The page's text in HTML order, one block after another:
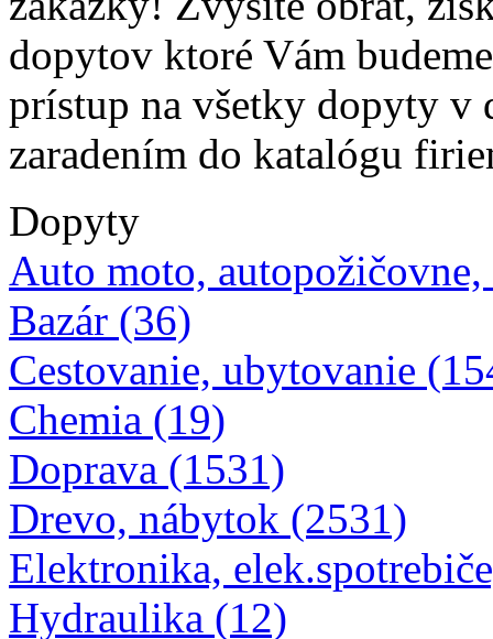
dopytov ktoré Vám
prístup na všetky dopyty v
zaradením do katalógu
Dopyty
Auto moto,
Bazár (36)
Cestovanie, ubytovanie
Chemia (19)
Doprava (1531)
Drevo, nábytok (2531)
Elektronika,
Hydraulika (12)